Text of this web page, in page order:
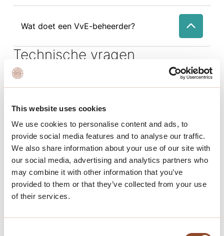
This website uses cookies
We use cookies to personalise content and ads, to
provide social media features and to analyse our traffic.
We also share information about your use of our site with
our social media, advertising and analytics partners who
may combine it with other information that you’ve
provided to them or that they’ve collected from your use
of their services.
Wat doet een VvE-beheerder?
Technische vragen
Welk invloed heeft het MJOP op de
maandelijkse VvE bijdrage?
Wat houdt de begeleiding groot onderhoud